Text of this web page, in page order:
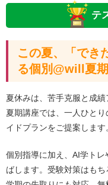
テ
この夏、「でき
る個別@will夏
夏休みは、苦手克服と成
夏期講座では、一人ひと
イドプランをご提案します
個別指導に加え、AI学ト
ばします。受験対策はも